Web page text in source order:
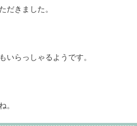
だきました。
らっしゃるようです。
。